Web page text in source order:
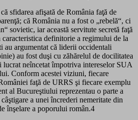
sfidarea afişată de România faţă de
că România nu a fost o „rebelă“, ci
sovietic, iar această servitute secretă faţă
caracteristica definitorie a regimului de la
au argumentat că liderii occidentali
au fost duşi cu zăhărelul de docilitatea
neîncetat împotriva intereselor SUA
Conform acestei viziuni, fiecare
faţă de URRS şi fiecare exemplu
al Bucureştiului reprezentau o parte a
a unei încrederi nemeritate din
înşelare a poporului român.4